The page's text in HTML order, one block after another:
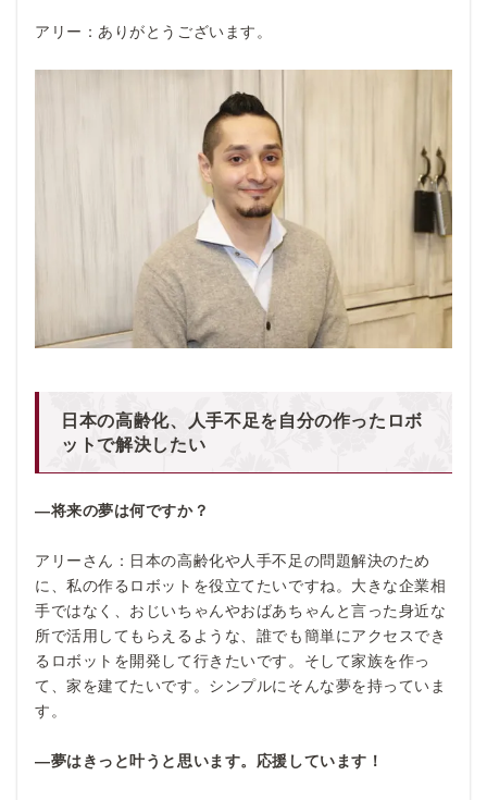
アリー：ありがとうございます。
日本の高齢化、人手不足を自分の作ったロボ
ットで解決したい
―将来の夢は何ですか？
アリーさん：日本の高齢化や人手不足の問題解決のため
に、私の作るロボットを役立てたいですね。大きな企業相
手ではなく、おじいちゃんやおばあちゃんと言った身近な
所で活用してもらえるような、誰でも簡単にアクセスでき
るロボットを開発して行きたいです。そして家族を作っ
て、家を建てたいです。シンプルにそんな夢を持っていま
す。
―夢はきっと叶うと思います。応援しています！